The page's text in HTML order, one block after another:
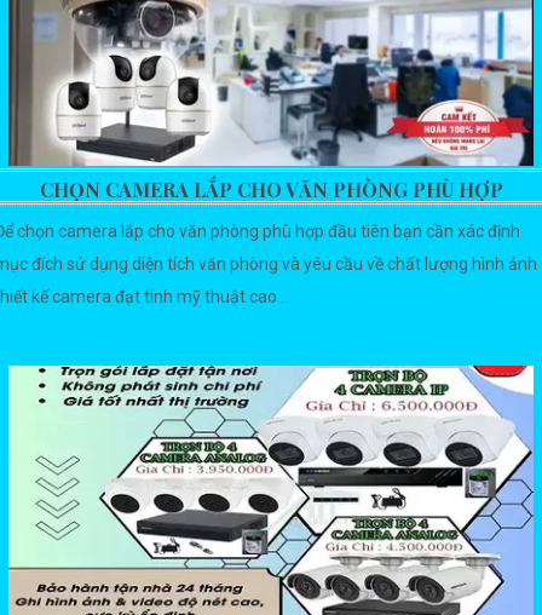
CHỌN CAMERA LẮP CHO VĂN PHÒNG PHÙ HỢP
chọn camera lắp cho văn phòng phù hợp đầu tiên bạn cần xác định
đích sử dụng diện tích văn phòng và yêu cầu về chất lượng hình ảnh
kế camera đạt tính mỹ thuật cao...